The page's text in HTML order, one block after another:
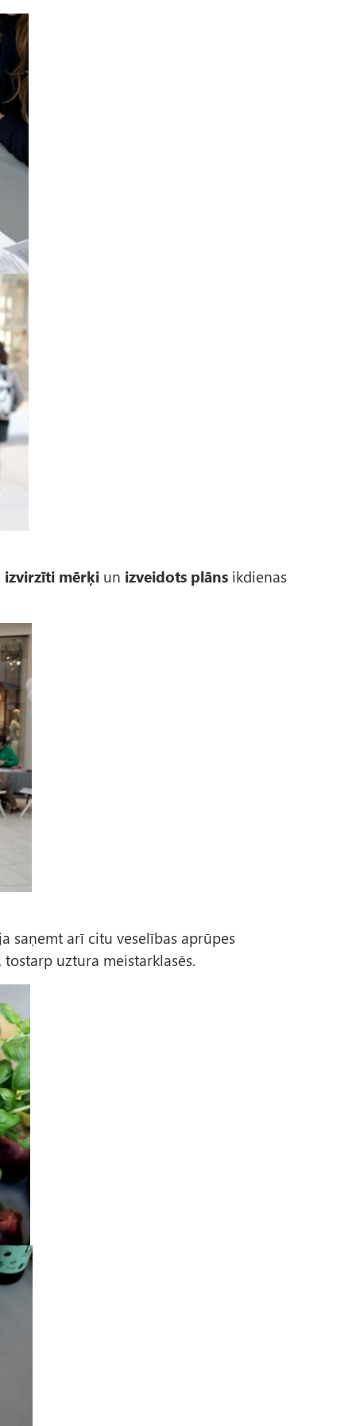
izvirzīti mērķi un izveidots plāns ikdienas
saņemt arī citu veselības aprūpes
uztura meistarklasēs.